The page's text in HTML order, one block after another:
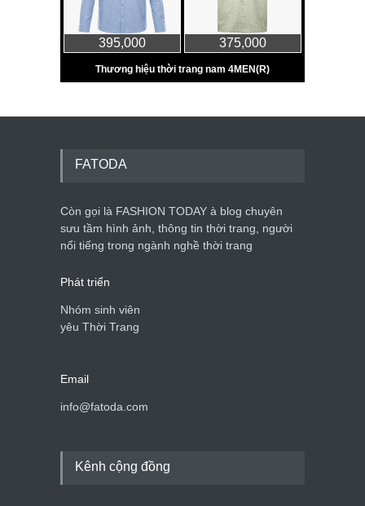
FATODA
Còn gọi là FASHION TODAY à blog chuyên
sưu tầm hình ảnh, thông tin thời trang, người
nổi tiếng trong ngành nghề thời trang
Phát triển
Nhóm sinh viên
yêu Thời Trang
Email
info@fatoda.com
Kênh cộng đồng